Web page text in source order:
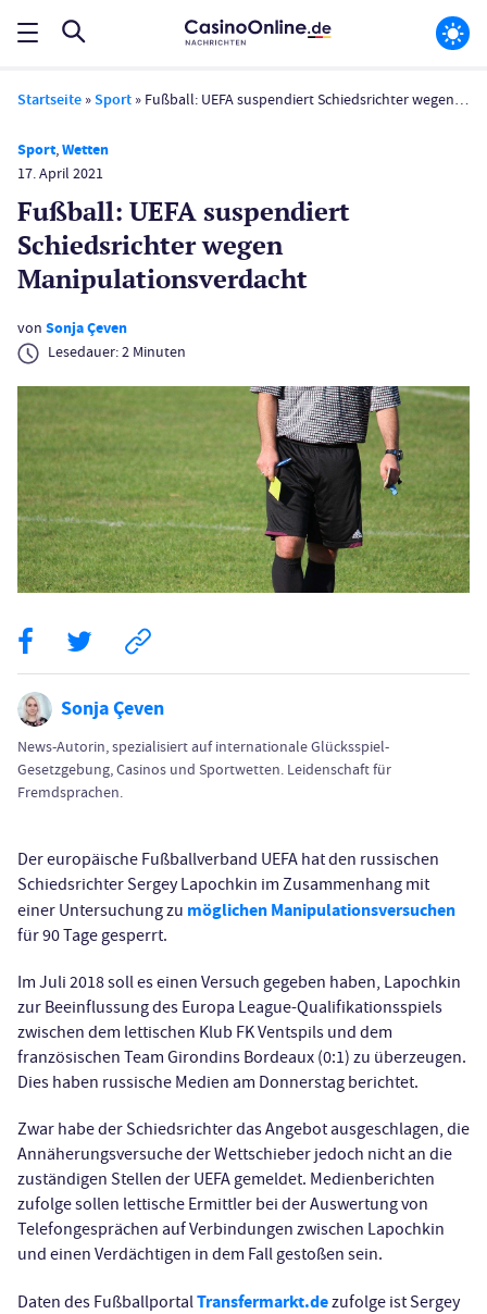
Startseite »Sport » Fußball: UEFA suspendiert Schiedsrichter wegen Manipulations­verdacht
Sport,Wetten
17. April 2021
Fußball: UEFA suspendiert
Schiedsrichter wegen
Manipulations­verdacht
von Sonja Çeven
Lesedauer:2 Minuten
Sonja Çeven
News-Autorin, spezialisiert auf internationale Glücksspiel-
Gesetzgebung, Casinos und Sportwetten. Leidenschaft für
Fremdsprachen.
Der europäische Fußballverband UEFA hat den russischen
Schiedsrichter Sergey Lapochkin im Zusammenhang mit
einer Untersuchung zu möglichen Manipulationsversuchen
für 90 Tage gesperrt.
Im Juli 2018 soll es einen Versuch gegeben haben, Lapochkin
zur Beeinflussung des Europa League-Qualifikationsspiels
zwischen dem lettischen Klub FK Ventspils und dem
französischen Team Girondins Bordeaux (0:1) zu überzeugen.
Dies haben russische Medien am Donnerstag berichtet.
Zwar habe der Schiedsrichter das Angebot ausgeschlagen, die
Annäherungsversuche der Wettschieber jedoch nicht an die
zuständigen Stellen der UEFA gemeldet. Medienberichten
zufolge sollen lettische Ermittler bei der Auswertung von
Telefongesprächen auf Verbindungen zwischen Lapochkin
und einen Verdächtigen in dem Fall gestoßen sein.
Daten des FußballportalTransfermarkt.dezufolge ist Sergey